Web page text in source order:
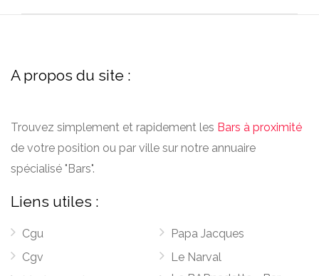
A propos du site :
Trouvez simplement et rapidement les Bars à proximité
de votre position ou par ville sur notre annuaire
spécialisé "Bars".
Liens utiles :
Cgu
Cgv
Papa Jacques
Le Narval